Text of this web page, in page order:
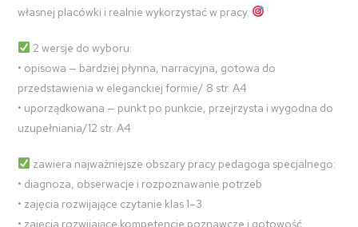
własnej placówki i realnie wykorzystać w pracy.
2 wersje do wyboru:
• opisowa — bardziej płynna, narracyjna, gotowa do
przedstawienia w eleganckiej formie/ 8 str. A4
• uporządkowana — punkt po punkcie, przejrzysta i wygodna do
uzupełniania/12 str. A4
zawiera najważniejsze obszary pracy pedagoga specjalnego:
• diagnoza, obserwacje i rozpoznawanie potrzeb
• zajęcia rozwijające czytanie klas 1–3
• zajęcia rozwijające kompetencje poznawcze i gotowość